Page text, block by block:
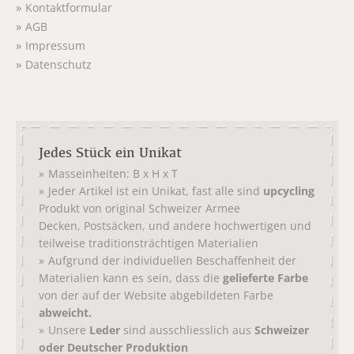
Kontaktformular
AGB
Impressum
Datenschutz
Jedes Stück ein Unikat
Masseinheiten: B x H x T
Jeder Artikel ist ein Unikat, fast alle sind upcycling
Produkt von original Schweizer Armee
Decken, Postsäcken, und andere hochwertigen und
teilweise traditionsträchtigen Materialien
Aufgrund der individuellen Beschaffenheit der
Materialien kann es sein, dass die gelieferte Farbe
von der auf der Website abgebildeten Farbe
abweicht.
Unsere Leder sind ausschliesslich aus Schweizer
oder Deutscher Produktion